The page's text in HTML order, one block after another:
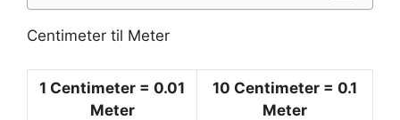
Centimeter til Meter
1 Centimeter = 0.01
Meter
10 Centimeter = 0.1
Meter